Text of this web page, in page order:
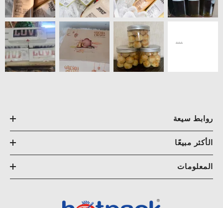
روابط سيعة
الأكثر مبيعًا
المعلومات